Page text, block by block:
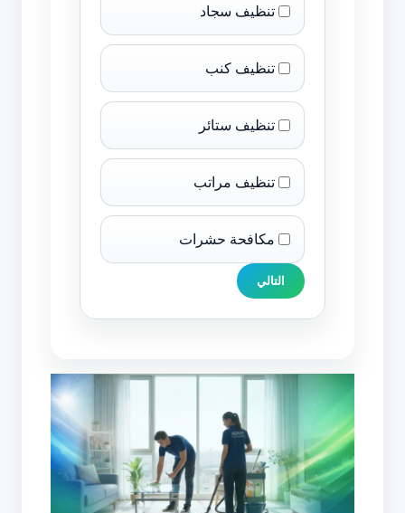
تنظيف سجاد
تنظيف كنب
تنظيف ستائر
تنظيف مراتب
مكافحة حشرات
التالي